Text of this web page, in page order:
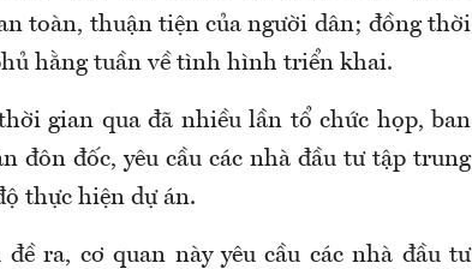
toàn, thuận tiện của người dân; đồng thời
hằng tuần về tình hình triển khai.
gian qua đã nhiều lần tổ chức họp, ban
đôn đốc, yêu cầu các nhà đầu tư tập trung
thực hiện dự án.
ra, cơ quan này yêu cầu các nhà đầu tư